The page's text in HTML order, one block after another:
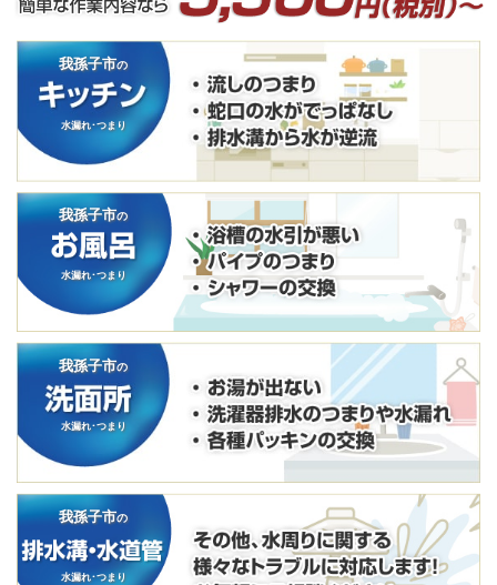
我孫子市の
水漏れ･つまり
我孫子市の
水漏れ･つまり
我孫子市の
水漏れ･つまり
我孫子市の
水漏れ･つまり